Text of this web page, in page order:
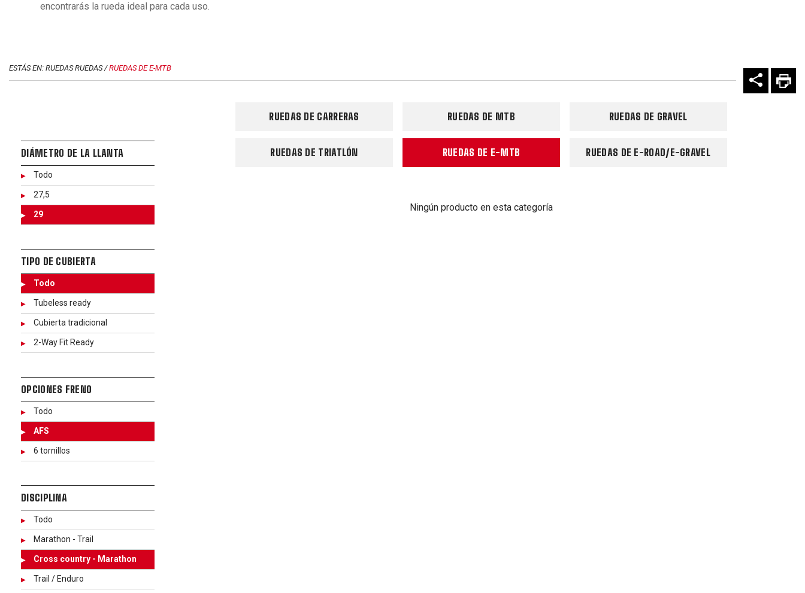
encontrarás la rueda ideal para cada uso.
ESTÁS EN: RUEDAS RUEDAS /RUEDAS DE E-MTB
DIÁMETRO DE LA LLANTA
Todo
27,5
29
TIPO DE CUBIERTA
Todo
Tubeless ready
Cubierta tradicional
2-Way Fit Ready
OPCIONES FRENO
Todo
AFS
6 tornillos
DISCIPLINA
Todo
Marathon - Trail
Cross country - Marathon
Trail / Enduro
RUEDAS DE CARRERAS RUEDAS DE MTB RUEDAS DE GRAVEL
RUEDAS DE TRIATLÓN RUEDAS DE E-MTB RUEDAS DE E-ROAD/E-GRAVEL
Ningún producto en esta categoría